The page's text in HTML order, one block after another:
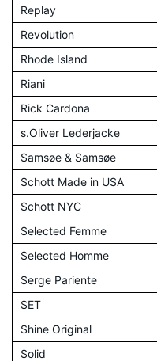
Replay
Revolution
Rhode Island
Riani
Rick Cardona
s.Oliver Lederjacke
Samsøe & Samsøe
Schott Made in USA
Schott NYC
Selected Femme
Selected Homme
Serge Pariente
SET
Shine Original
Solid